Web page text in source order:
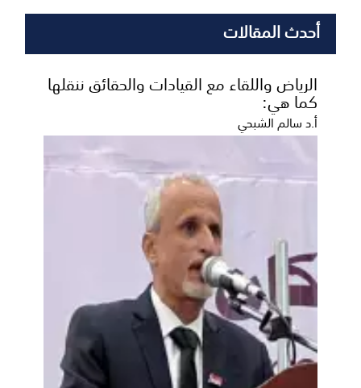
المجتمعية والقب...
عاجل الخنبشي يترأس اجتماعًا استثنائيًا للجنة
الأمنية بحضرموت ويؤكد رفع الجاهزية
أحدث المقالات
الرياض واللقاء مع القيادات والحقائق ننقلها
كما هي:
أ.د سالم الشبحي